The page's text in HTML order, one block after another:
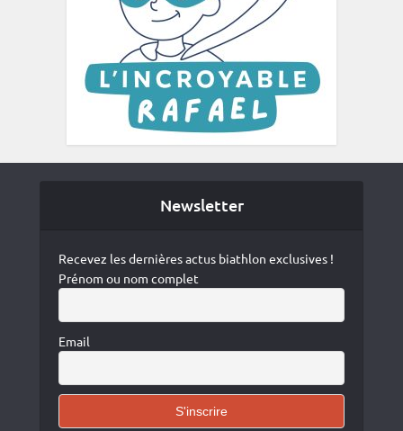
Newsletter
Recevez les dernières actus biathlon exclusives !
Prénom ou nom complet
Email